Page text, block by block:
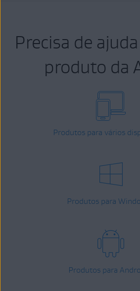
Precisa de
produto da
Produtos para vários
Produtos para
Produtos para